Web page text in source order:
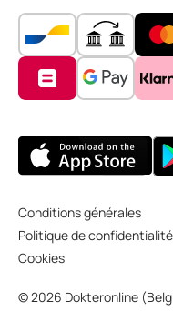
Conditions générales
Politique de confidentialité
Cookies
© 2026 Dokteronline